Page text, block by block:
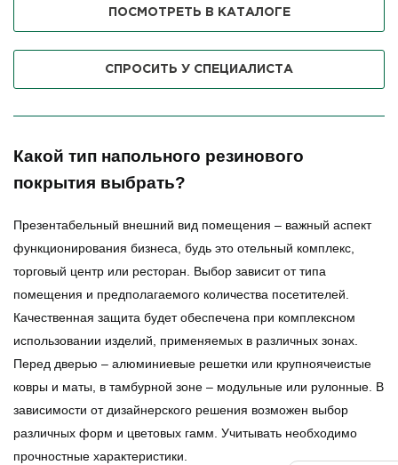
ПОСМОТРЕТЬ В КАТАЛОГЕ
СПРОСИТЬ У СПЕЦИАЛИСТА
Какой тип напольного резинового
покрытия выбрать?
Презентабельный внешний вид помещения – важный аспект
функционирования бизнеса, будь это отельный комплекс,
торговый центр или ресторан. Выбор зависит от типа
помещения и предполагаемого количества посетителей.
Качественная защита будет обеспечена при комплексном
использовании изделий, применяемых в различных зонах.
Перед дверью – алюминиевые решетки или крупноячеистые
ковры и маты, в тамбурной зоне – модульные или рулонные. В
зависимости от дизайнерского решения возможен выбор
различных форм и цветовых гамм. Учитывать необходимо
прочностные характеристики.